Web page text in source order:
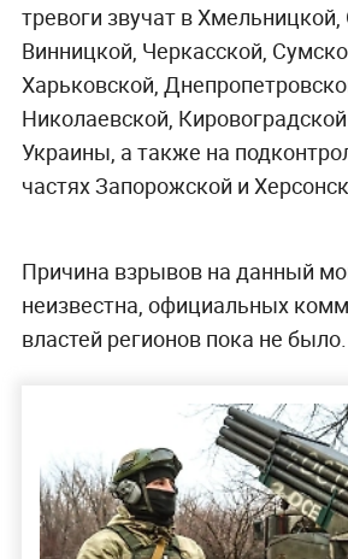
тревоги звучат в Хмельницкой,
Винницкой, Черкасской,
Харьковской,
Николаевской,
Украины, а также на
частях Запорожской и
Причина взрывов на данный
неизвестна, официальных
властей регионов пока не было.